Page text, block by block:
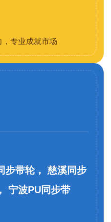
专业成就市场
步带轮， 慈溪同步
宁波PU同步带